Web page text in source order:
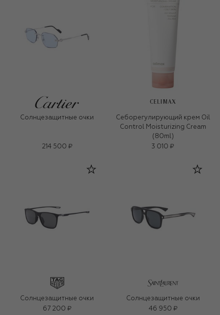
Солнцезащитные очки
214 500 ₽
CELIMAX
Себорегулирующий крем Oil
Control Moisturizing Cream
(80ml)
3 010 ₽
Солнцезащитные очки
67 200 ₽
Солнцезащитные очки
46 950 ₽